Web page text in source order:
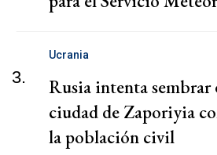
3.
Ucrania
Rusia intenta sembrar
ciudad de Zaporiyia
la población civil